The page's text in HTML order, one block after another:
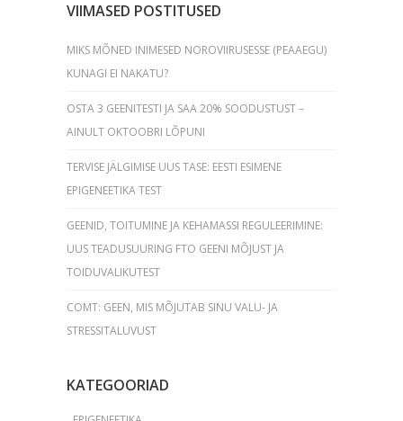
VIIMASED POSTITUSED
MIKS MÕNED INIMESED NOROVIIRUSESSE (PEAAEGU)
KUNAGI EI NAKATU?
OSTA 3 GEENITESTI JA SAA 20% SOODUSTUST –
AINULT OKTOOBRI LÕPUNI
TERVISE JÄLGIMISE UUS TASE: EESTI ESIMENE
EPIGENEETIKA TEST
GEENID, TOITUMINE JA KEHAMASSI REGULEERIMINE:
UUS TEADUSUURING FTO GEENI MÕJUST JA
TOIDUVALIKUTEST
COMT: GEEN, MIS MÕJUTAB SINU VALU- JA
STRESSITALUVUST
KATEGOORIAD